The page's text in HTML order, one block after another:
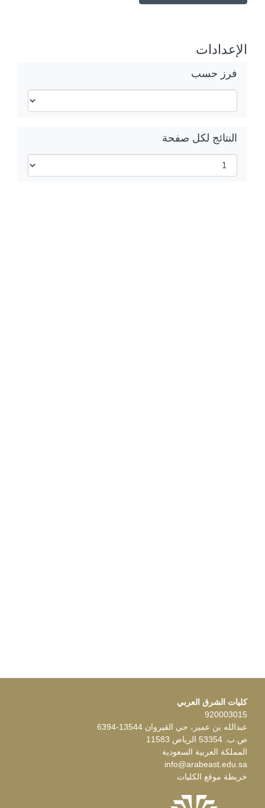
الإعدادات
فرز حسب
النتائج لكل صفحة
كليات الشرق العربي
920003015
عبدالله بن عمير، حي القيروان 13544-6394
ص.ب. 53354 الرياض 11583
المملكة العربية السعودية
info@arabeast.edu.sa
خريطة موقع الكليات